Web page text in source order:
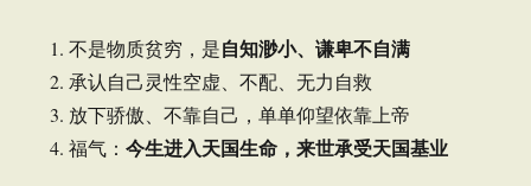
不是物质贫穷，是自知渺小、谦卑不自满
承认自己灵性空虚、不配、无力自救
放下骄傲、不靠自己，单单仰望依靠上帝
福气：今生进入天国生命，来世承受天国基业